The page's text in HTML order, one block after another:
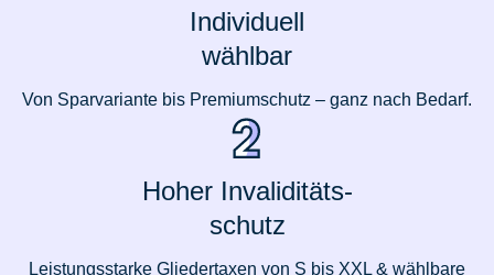
Individuell
wählbar
Von Sparvariante bis Premiumschutz – ganz nach Bedarf.
Hoher Invaliditäts-
schutz
Leistungsstarke Gliedertaxen von S bis XXL & wählbare